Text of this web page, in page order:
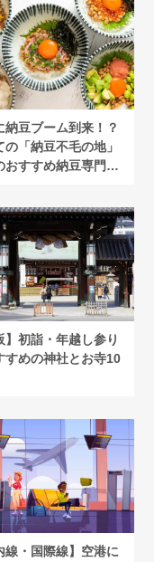
納豆ブーム到来！？
の「納豆不毛の地」
おすすめ納豆専門店
】初詣・年越し参り
すめの神社とお寺10
線・国際線】空港に